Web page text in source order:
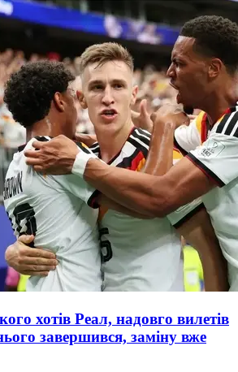
хотів Реал, надовго вилетів
завершився, заміну вже